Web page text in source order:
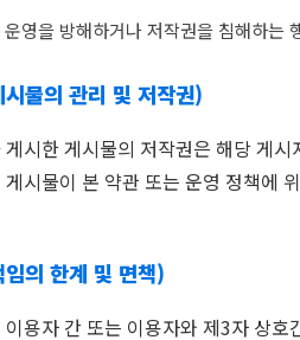
영을 방해하거나 저작권을 침해하는
물의 관리 및 저작권)
시한 게시물의 저작권은 해당 게
시물이 본 약관 또는 운영 정책에
의 한계 및 면책)
용자 간 또는 이용자와 제3자 상